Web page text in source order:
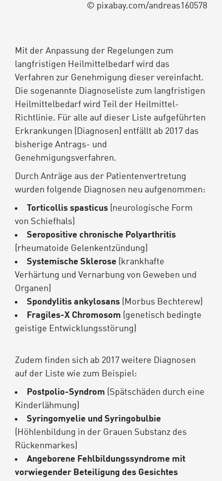
© pixabay.com/andreas160578
Mit der Anpassung der Regelungen zum
langfristigen Heilmittelbedarf wird das
Verfahren zur Genehmigung dieser vereinfacht.
Die sogenannte Diagnoseliste zum langfristigen
Heilmittelbedarf wird Teil der Heilmittel-
Richtlinie. Für alle auf dieser Liste aufgeführten
Erkrankungen (Diagnosen) entfällt ab 2017 das
bisherige Antrags- und
Genehmigungsverfahren.
Durch Anträge aus der Patientenvertretung
wurden folgende Diagnosen neu aufgenommen:
Torticollis spasticus (neurologische Form
von Schiefhals)
Seropositive chronische Polyarthritis
(rheumatoide Gelenkentzündung)
Systemische Sklerose (krankhafte
Verhärtung und Vernarbung von Geweben und
Organen)
Spondylitis ankylosans (Morbus Bechterew)
Fragiles-X Chromosom (genetisch bedingte
geistige Entwicklungsstörung)
Zudem finden sich ab 2017 weitere Diagnosen
auf der Liste wie zum Beispiel:
Postpolio-Syndrom (Spätschäden durch eine
Kinderlähmung)
Syringomyelie und Syringobulbie
(Höhlenbildung in der Grauen Substanz des
Rückenmarkes)
Angeborene Fehlbildungssyndrome mit
vorwiegender Beteiligung des Gesichtes